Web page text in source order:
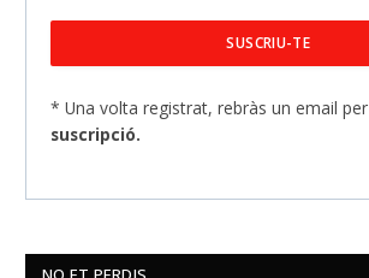
* Una volta registrat, rebràs un email per
suscripció.